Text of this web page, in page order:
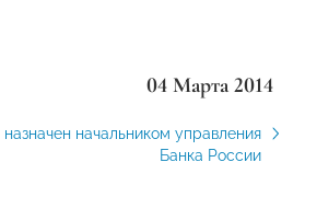
04 Марта 2014
начальником управления
Банка России